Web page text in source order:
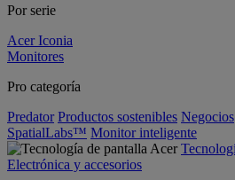
Por serie
Acer Iconia
Monitores
Pro categoría
Predator Productos sostenibles Negocios
SpatialLabs™ Monitor inteligente
Electrónica y accesorios